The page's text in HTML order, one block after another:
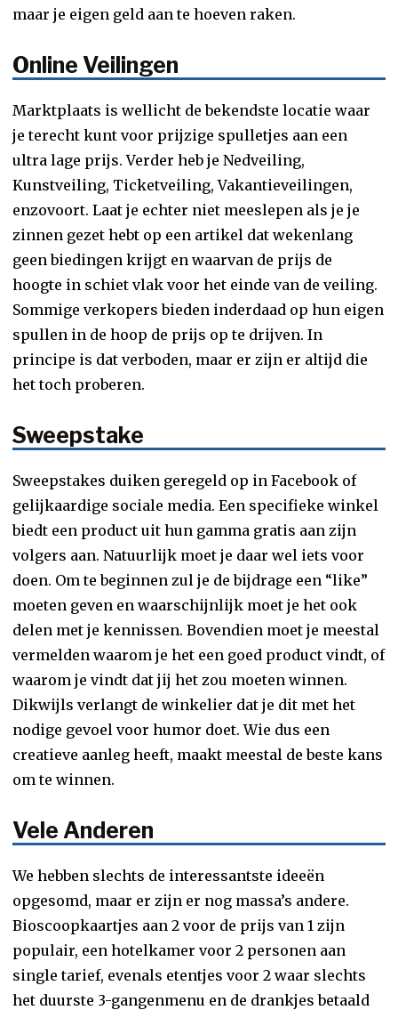
maar je eigen geld aan te hoeven raken.
Online Veilingen
Marktplaats is wellicht de bekendste locatie waar
je terecht kunt voor prijzige spulletjes aan een
ultra lage prijs. Verder heb je Nedveiling,
Kunstveiling, Ticketveiling, Vakantieveilingen,
enzovoort. Laat je echter niet meeslepen als je je
zinnen gezet hebt op een artikel dat wekenlang
geen biedingen krijgt en waarvan de prijs de
hoogte in schiet vlak voor het einde van de veiling.
Sommige verkopers bieden inderdaad op hun eigen
spullen in de hoop de prijs op te drijven. In
principe is dat verboden, maar er zijn er altijd die
het toch proberen.
Sweepstake
Sweepstakes duiken geregeld op in Facebook of
gelijkaardige sociale media. Een specifieke winkel
biedt een product uit hun gamma gratis aan zijn
volgers aan. Natuurlijk moet je daar wel iets voor
doen. Om te beginnen zul je de bijdrage een “like”
moeten geven en waarschijnlijk moet je het ook
delen met je kennissen. Bovendien moet je meestal
vermelden waarom je het een goed product vindt, of
waarom je vindt dat jij het zou moeten winnen.
Dikwijls verlangt de winkelier dat je dit met het
nodige gevoel voor humor doet. Wie dus een
creatieve aanleg heeft, maakt meestal de beste kans
om te winnen.
Vele Anderen
We hebben slechts de interessantste ideeën
opgesomd, maar er zijn er nog massa’s andere.
Bioscoopkaartjes aan 2 voor de prijs van 1 zijn
populair, een hotelkamer voor 2 personen aan
single tarief, evenals etentjes voor 2 waar slechts
het duurste 3-gangenmenu en de drankjes betaald